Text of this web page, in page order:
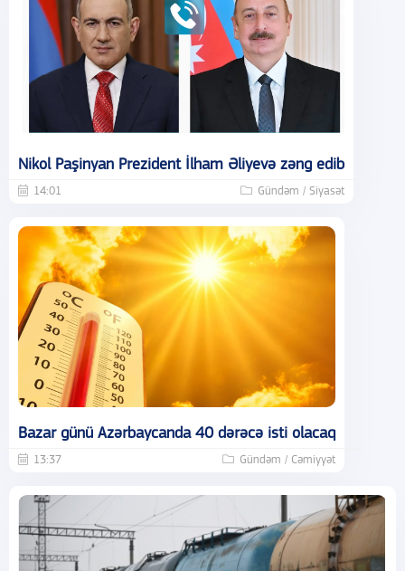
Nikol Paşinyan Prezident İlham Əliyevə zəng edib
14:01 Gündəm / Siyasət
Bazar günü Azərbaycanda 40 dərəcə isti olacaq
13:37 Gündəm / Cəmiyyət